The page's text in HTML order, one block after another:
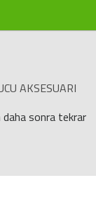
AKSESUARI
daha sonra tekrar